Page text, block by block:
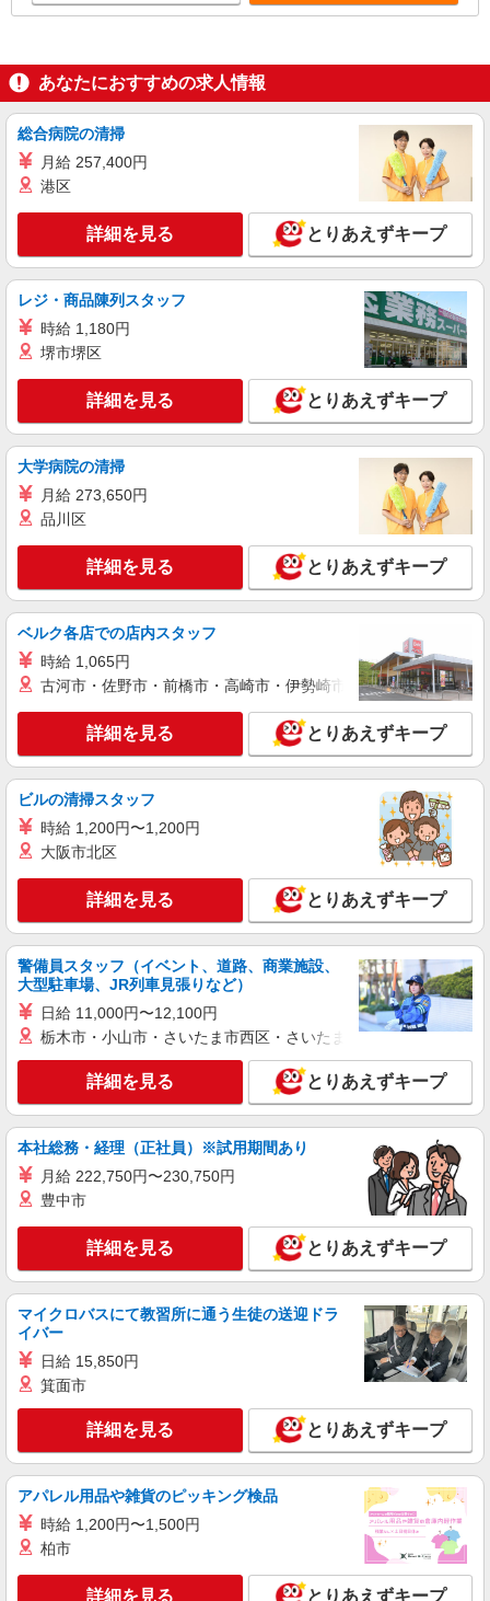
あなたにおすすめの求人情報
総合病院の清掃
月給 257,400円
港区
詳細を見る とりあえずキープ
レジ・商品陳列スタッフ
時給 1,180円
堺市堺区
詳細を見る とりあえずキープ
大学病院の清掃
月給 273,650円
品川区
詳細を見る とりあえずキープ
ベルク各店での店内スタッフ
時給 1,065円
古河市・佐野市・前橋市・高崎市・伊勢崎市・太田市・館林市
詳細を見る とりあえずキープ
ビルの清掃スタッフ
時給 1,200円〜1,200円
大阪市北区
詳細を見る とりあえずキープ
警備員スタッフ（イベント、道路、商業施設、
大型駐車場、JR列車見張りなど）
日給 11,000円〜12,100円
栃木市・小山市・さいたま市西区・さいたま市岩槻区・久喜市・
詳細を見る とりあえずキープ
本社総務・経理（正社員）※試用期間あり
月給 222,750円〜230,750円
豊中市
詳細を見る とりあえずキープ
マイクロバスにて教習所に通う生徒の送迎ドラ
イバー
日給 15,850円
箕面市
詳細を見る とりあえずキープ
アパレル用品や雑貨のピッキング検品
時給 1,200円〜1,500円
柏市
詳細を見る とりあえずキープ